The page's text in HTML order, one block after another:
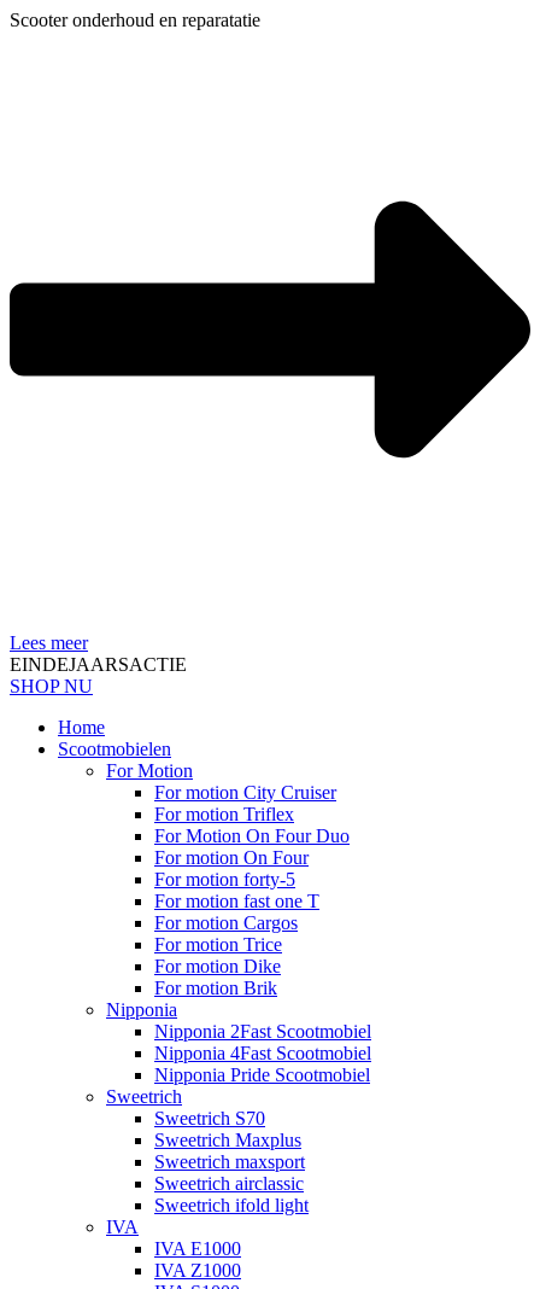
Ga
Scooter onderhoud en reparatatie
Lees meer
EINDEJAARSACTIE
SHOP NU
Home
Scootmobielen
For Motion
For motion City Cruiser
For motion Triflex
For Motion On Four Duo
For motion On Four
For motion forty-5
For motion fast one T
For motion Cargos
For motion Trice
For motion Dike
For motion Brik
Nipponia
Nipponia 2Fast Scootmobiel
Nipponia 4Fast Scootmobiel
Nipponia Pride Scootmobiel
Sweetrich
Sweetrich S70
Sweetrich Maxplus
Sweetrich maxsport
Sweetrich airclassic
Sweetrich ifold light
IVA
IVA E1000
IVA Z1000